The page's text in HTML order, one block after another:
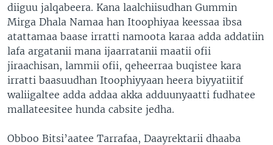
diiguu jalqabeera. Kana laalchiisudhan Gummin
Mirga Dhala Namaa han Itoophiyaa keessaa ibsa
atattamaa baase irratti namoota karaa adda addatiin
lafa argatanii mana ijaarratanii maatii ofii
jiraachisan, lammii ofii, qeheerraa buqistee kara
irratti baasuudhan Itoophiyyaan heera biyyatiitif
waliigaltee adda addaa akka adduunyaatti fudhatee
mallateesitee hunda cabsite jedha.
Obboo Bitsi’aatee Tarrafaa, Daayrektarii dhaaba